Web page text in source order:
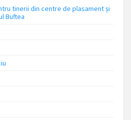
tinerii din centre de plasament și
Buftea